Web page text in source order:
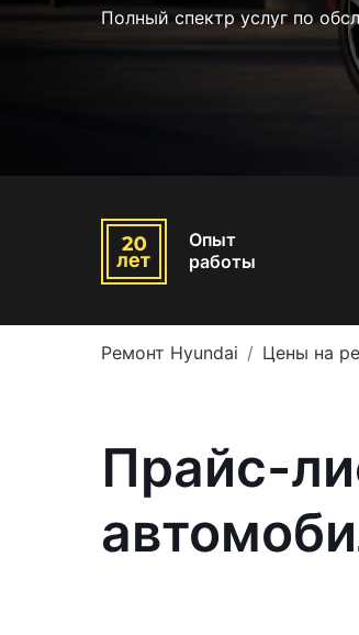
Полный спектр услуг по
Опыт
работы
Ремонт Hyundai Цены на
Прайс-